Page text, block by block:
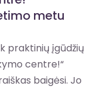
metu
praktinių įgūdžių
centre!“
baigėsi. Jo